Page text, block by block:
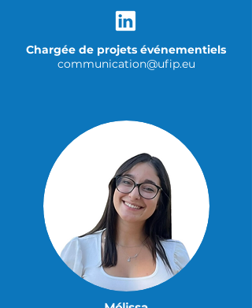
Chargée de projets événementiels
communication@ufip.eu